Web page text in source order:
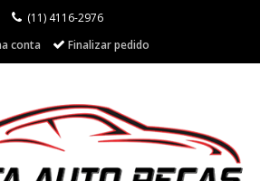
(11) 4116-2976
conta
Finalizar pedido